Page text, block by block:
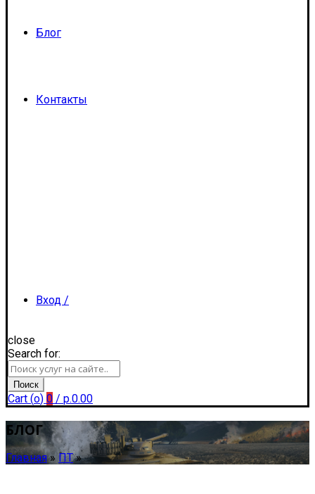
Блог
Контакты
Вход /
Регистрация
close
Search for:
Поиск
Cart (o) 0 / р.0.00
БЛОГ
Главная» ПТ»